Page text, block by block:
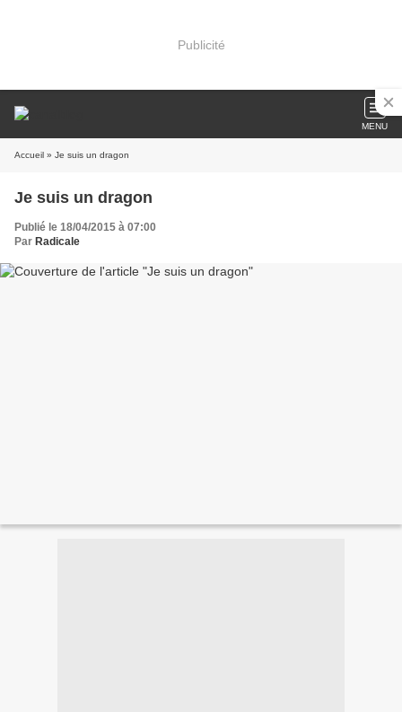
Publicité
MENU
Accueil » Je suis un dragon
Je suis un dragon
Publié le 18/04/2015 à 07:00
Par Radicale